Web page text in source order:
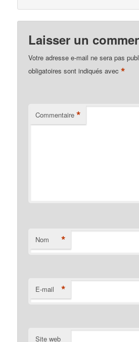
Laisser un
Votre adresse e-mail ne sera pas
obligatoires sont indiqués avec*
Commentaire *
Nom *
E-mail *
Site web